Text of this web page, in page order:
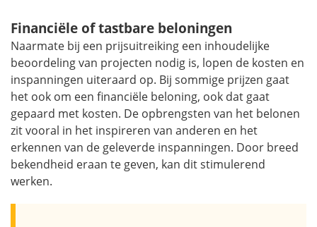
Financiële of tastbare beloningen
Naarmate bij een prijsuitreiking een inhoudelijke
beoordeling van projecten nodig is, lopen de kosten en
inspanningen uiteraard op. Bij sommige prijzen gaat
het ook om een financiële beloning, ook dat gaat
gepaard met kosten. De opbrengsten van het belonen
zit vooral in het inspireren van anderen en het
erkennen van de geleverde inspanningen. Door breed
bekendheid eraan te geven, kan dit stimulerend
werken.